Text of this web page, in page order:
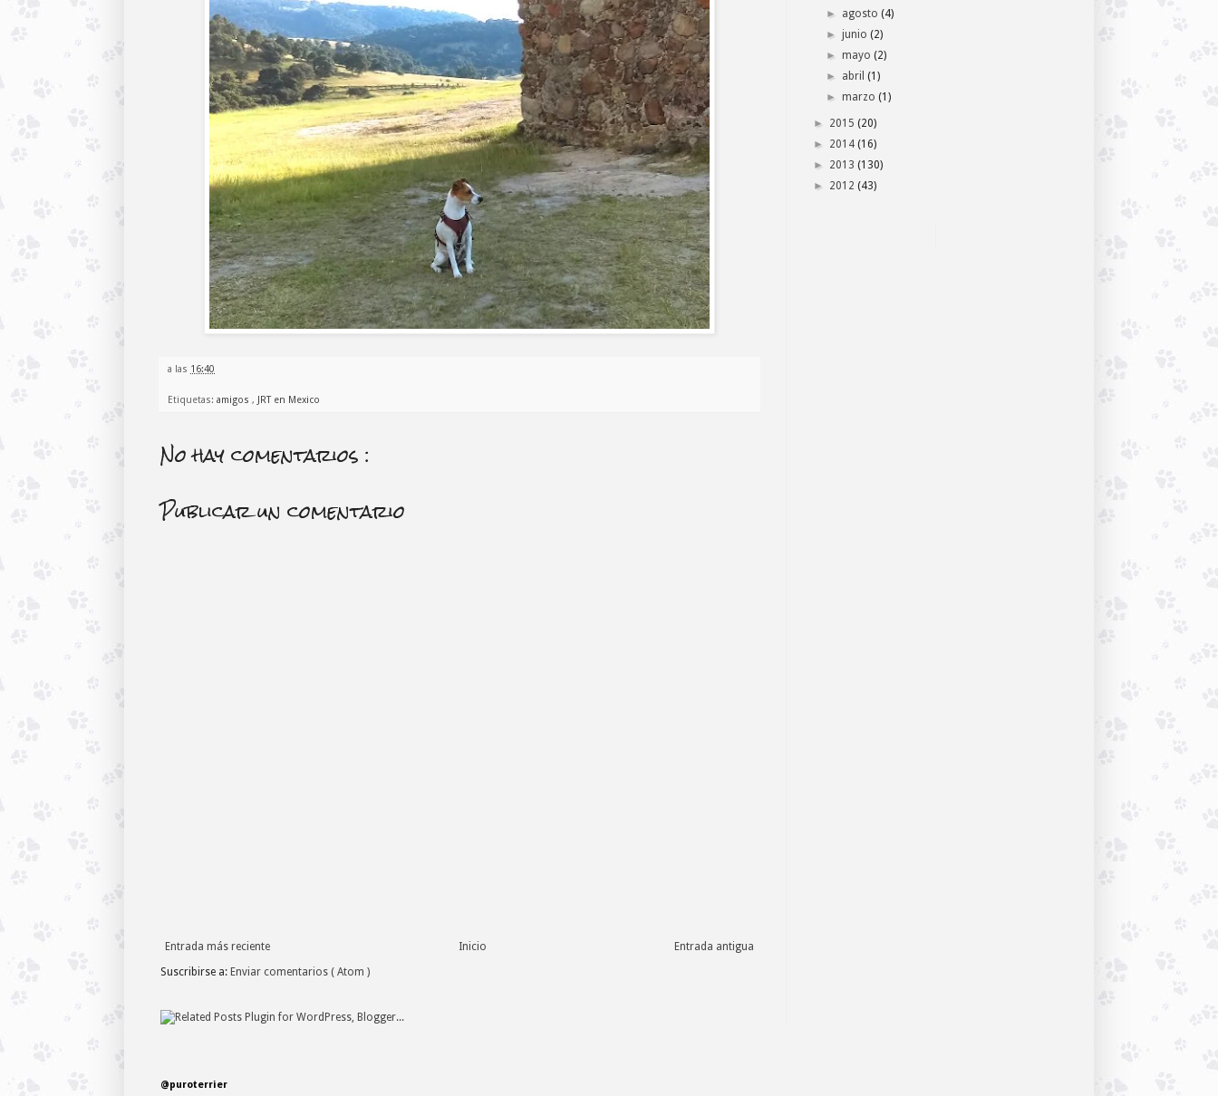
a las 16:40
Etiquetas: amigos , JRT en Mexico
No hay comentarios :
Publicar un comentario
Entrada más reciente Entrada antigua
Inicio
Suscribirse a: Enviar comentarios ( Atom )
► agosto (4)
►junio (2)
►mayo (2)
► abril (1)
►marzo (1)
► 2015 (20)
► 2014 (16)
► 2013 (130)
► 2012 (43)
@puroterrier